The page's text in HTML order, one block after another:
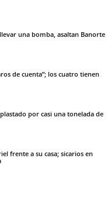
una bomba, asaltan Banorte
de cuenta”; los cuatro tienen
por casi una tonelada de
frente a su casa; sicarios en